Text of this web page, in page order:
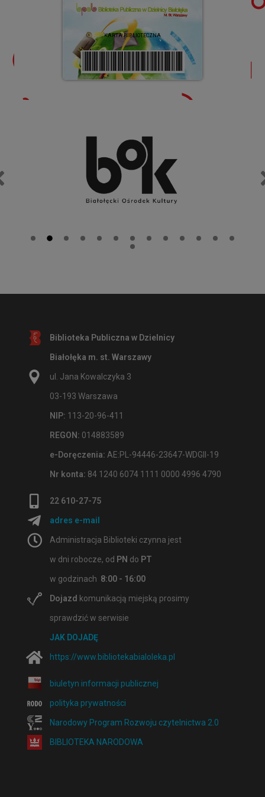
KARTA BIBLIOTECZNA
Biblioteka Publiczna w Dzielnicy
Białołęka m. st. Warszawy
ul. Jana Kowalczyka 3
03-193 Warszawa
NIP: 113-20-96-411
REGON: 014883589
e-Doręczenia: AE:PL-94446-23647-WDGII-19
Nr konta: 84 1240 6074 1111 0000 4996 4790
22 610-27-75
adres e-mail
Administracja Biblioteki czynna jest
w dni robocze, od PN do PT
w godzinach 8:00 - 16:00
Dojazd komunikacją miejską prosimy
sprawdzić w serwisie
JAK DOJADĘ
https://www.bibliotekabialoleka.pl
biuletyn informacji publicznej
polityka prywatności
Narodowy Program Rozwoju czytelnictwa 2.0
BIBLIOTEKA NARODOWA